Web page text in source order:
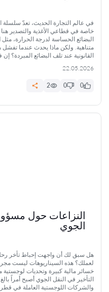
في عالم التجارة الحديث، تعدّ سلسلة
خاصة في قطاعي الأغذية والتصدير
البضائع الحساسة لدرجة الحرارة، مثل
متناهية. ولكن ماذا يحدث عندما
القانونية عند تلف البضائع المبردة؟
22.05.2026
0
0
2
النزاعات حول
الجوي
هل سبق لك أن واجهت إحباط تأخر
لعملك؟ هذه السيناريوهات ليست
خسائر مالية كبيرة وتحديات
التأخير في النقل الجوي أصبح أمراً
والشركات اللوجستية العاملة في